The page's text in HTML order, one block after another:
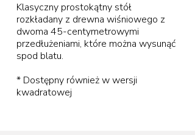
Klasyczny prostokątny stół
rozkładany z drewna wiśniowego z
dwoma 45-centymetrowymi
przedłużeniami, które można wysunąć
spod blatu.
* Dostępny również w wersji
kwadratowej